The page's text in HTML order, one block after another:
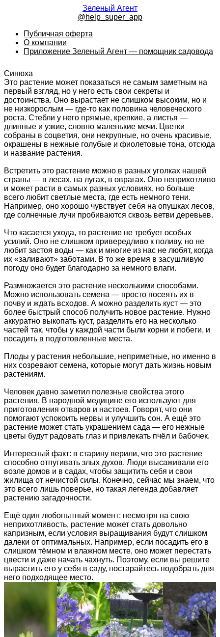
Зеленый Агент
@help_super_app
Публичная оферта
О компании
Приложение Зеленый Агент — помощник садовода
Синюха
Это растение может показаться не самым заметным на
первый взгляд, но у него есть свои секреты и
достоинства. Оно вырастает не слишком высоким, но и
не низкорослым — где-то как половина человеческого
роста. Стебли у него прямые, крепкие, а листья —
длинные и узкие, словно маленькие мечи. Цветки
собраны в соцветия, они некрупные, но очень красивые,
окрашены в нежные голубые и фиолетовые тона, отсюда
и название растения.
Встретить это растение можно в разных уголках нашей
страны — в лесах, на лугах, в оврагах. Оно неприхотливо
и может расти в самых разных условиях, но больше
всего любит светлые места, где есть немного тени.
Например, оно хорошо чувствует себя на опушках лесов,
где солнечные лучи пробиваются сквозь ветви деревьев.
Что касается ухода, то растение не требует особых
усилий. Оно не слишком привередливо к поливу, но не
любит застоя воды — как и многие из нас не любят, когда
их «заливают» заботами. В то же время в засушливую
погоду оно будет благодарно за немного влаги.
Размножается это растение несколькими способами.
Можно использовать семена — просто посеять их в
почву и ждать всходов. А можно разделить куст — это
более быстрый способ получить новое растение. Нужно
аккуратно выкопать куст, разделить его на несколько
частей так, чтобы у каждой части были корни и побеги, и
посадить в подготовленные места.
Плоды у растения небольшие, неприметные, но именно в
них созревают семена, которые могут дать жизнь новым
растениям.
Человек давно заметил полезные свойства этого
растения. В народной медицине его используют для
приготовления отваров и настоев. Говорят, что они
помогают успокоить нервы и улучшить сон. А ещё это
растение может стать украшением сада — его нежные
цветы будут радовать глаз и привлекать пчёл и бабочек.
Интересный факт: в старину верили, что это растение
способно отпугивать злых духов. Люди высаживали его
возле домов и в садах, чтобы защитить себя и свои
жилища от нечистой силы. Конечно, сейчас мы знаем, что
это всего лишь поверье, но такая легенда добавляет
растению загадочности.
Ещё один любопытный момент: несмотря на свою
неприхотливость, растение может стать довольно
капризным, если условия выращивания будут слишком
далеки от оптимальных. Например, если посадить его в
слишком тёмном и влажном месте, оно может перестать
цвести и даже начать чахнуть. Поэтому, если вы решите
вырастить его у себя в саду, постарайтесь подобрать для
него подходящее место.